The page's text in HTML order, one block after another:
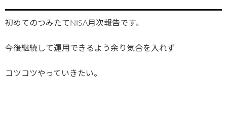
初めてのつみたてNISA月次報告です。
今後継続して運用できるよう余り気合を入れず
コツコツやっていきたい。